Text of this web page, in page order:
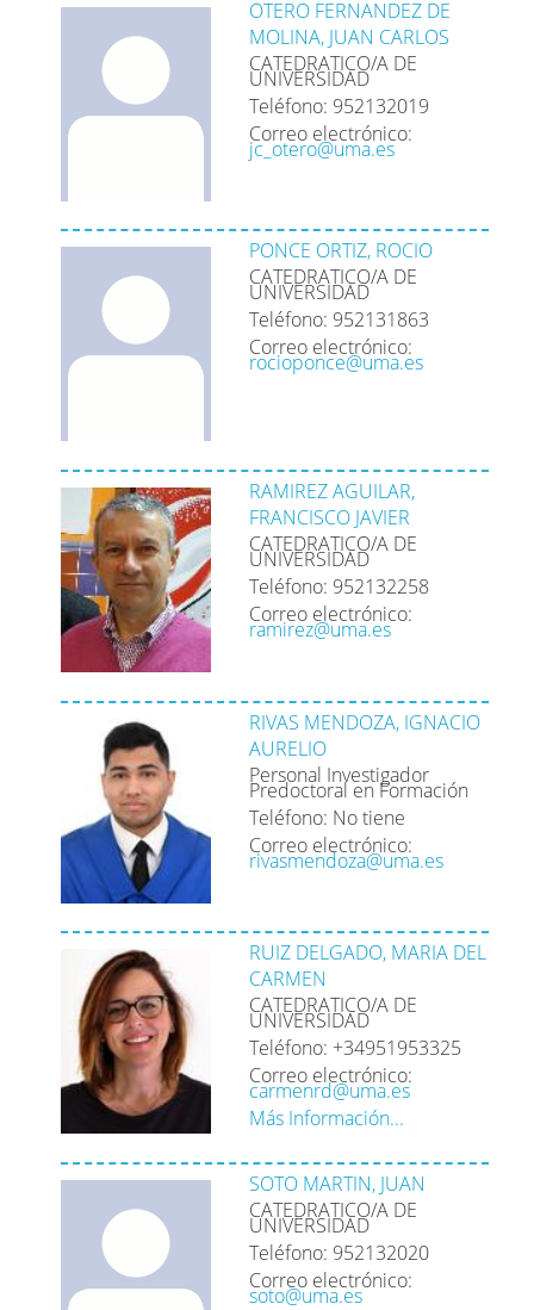
OTERO FERNANDEZ DE
MOLINA, JUAN CARLOS
CATEDRATICO/A DE
UNIVERSIDAD
Teléfono: 952132019
Correo electrónico:
jc_otero@uma.es
PONCE ORTIZ, ROCIO
CATEDRATICO/A DE
UNIVERSIDAD
Teléfono: 952131863
Correo electrónico:
rocioponce@uma.es
RAMIREZ AGUILAR,
FRANCISCO JAVIER
CATEDRATICO/A DE
UNIVERSIDAD
Teléfono: 952132258
Correo electrónico:
ramirez@uma.es
RIVAS MENDOZA, IGNACIO
AURELIO
Personal Investigador
Predoctoral en Formación
Teléfono: No tiene
Correo electrónico:
rivasmendoza@uma.es
RUIZ DELGADO, MARIA DEL
CARMEN
CATEDRATICO/A DE
UNIVERSIDAD
Teléfono: +34951953325
Correo electrónico:
carmenrd@uma.es
Más Información...
SOTO MARTIN, JUAN
CATEDRATICO/A DE
UNIVERSIDAD
Teléfono: 952132020
Correo electrónico:
soto@uma.es